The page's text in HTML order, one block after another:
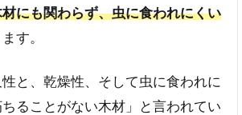
にも関わらず、虫に食われにくい
す。
と、乾燥性、そして虫に食われに
ることがない木材」と言われてい